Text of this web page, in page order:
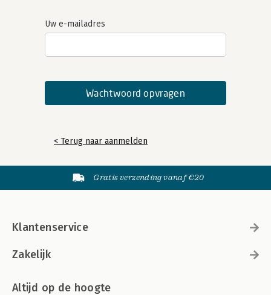
Uw e-mailadres
< Terug naar aanmelden
Gratis verzending vanaf €20
Klantenservice
Zakelijk
Altijd op de hoogte